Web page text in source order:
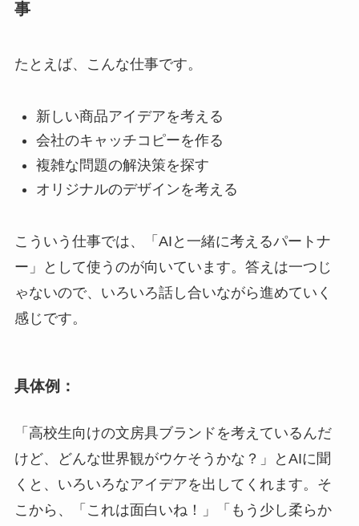
事
たとえば、こんな仕事です。
新しい商品アイデアを考える
会社のキャッチコピーを作る
複雑な問題の解決策を探す
オリジナルのデザインを考える
こういう仕事では、「AIと一緒に考えるパートナ
ー」として使うのが向いています。答えは一つじ
ゃないので、いろいろ話し合いながら進めていく
感じです。
具体例：
「高校生向けの文房具ブランドを考えているんだ
けど、どんな世界観がウケそうかな？」とAIに聞
くと、いろいろなアイデアを出してくれます。そ
こから、「これは面白いね！」「もう少し柔らか